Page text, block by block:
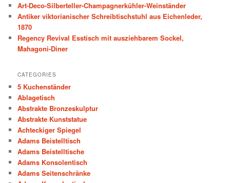
h
Art-Deco-Silberteller-Champagnerkühler-Weinständer
Antiker viktorianischer Schreibtischstuhl aus Eichenleder,
1870
Regency Revival Esstisch mit ausziehbarem Sockel,
Mahagoni-Diner
CATEGORIES
5 Kuchenständer
Ablagetisch
Abstrakte Bronzeskulptur
Abstrakte Kunststatue
Achteckiger Spiegel
Adams Beistelltisch
Adams Beistelltische
Adams Konsolentisch
Adams Seitenschränke